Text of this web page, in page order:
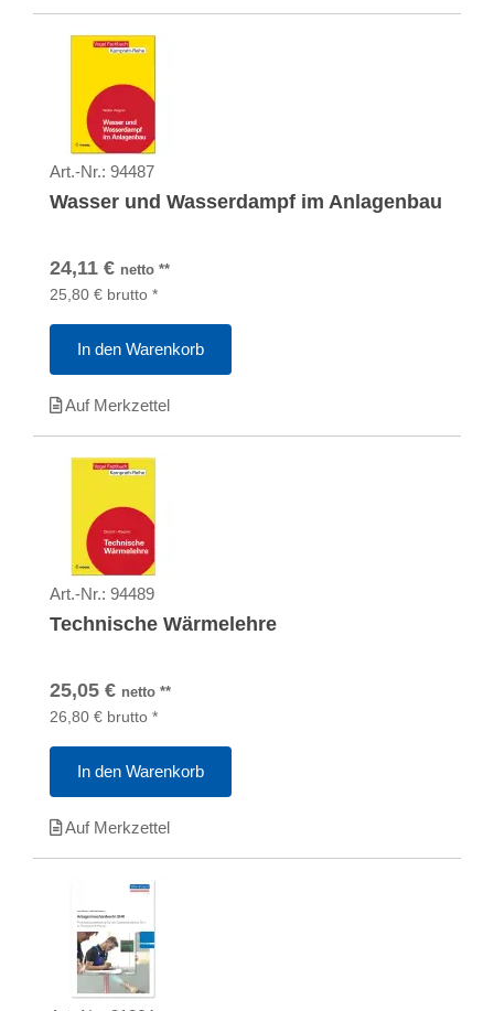
Art.-Nr.: 94487
Wasser und Wasserdampf im Anlagenbau
24,11 € netto **
25,80 € brutto *
In den Warenkorb
Auf Merkzettel
Art.-Nr.: 94489
Technische Wärmelehre
25,05 € netto **
26,80 € brutto *
In den Warenkorb
Auf Merkzettel